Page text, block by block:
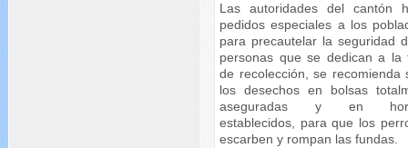
Las autoridades del cantón
pedidos especiales a los
para precautelar la seguridad
personas que se dedican a la
de recolección, se recomienda
los desechos en bolsas
aseguradas y en
establecidos, para que los
escarben y rompan las fundas.